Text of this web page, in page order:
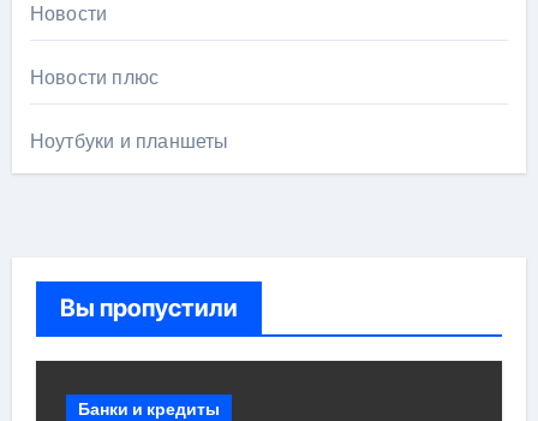
Новости
Новости плюс
Ноутбуки и планшеты
Вы пропустили
Банки и кредиты